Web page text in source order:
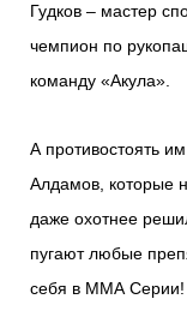
Гудков – мастер
чемпион по
команду «Акула».
А противостоять
Алдамов, которые
даже охотнее
пугают любые
себя в ММА Серии!